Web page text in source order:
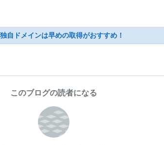
自ドメインは早めの取得がおすすめ！
このブログの読者になる